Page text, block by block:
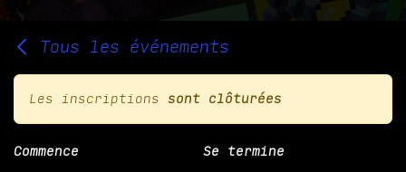
Tous les événements
Les inscriptions sont clôturées
Commence Se termine